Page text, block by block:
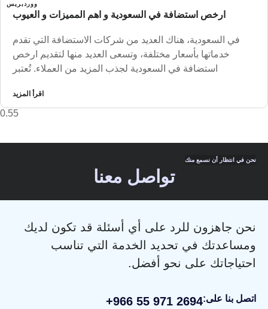
ووردبريس
ارخص استضافة في السعودية و اهم المميزات و العيوب
في السعودية، هناك العديد من شركات الاستضافة التي تقدم
خدماتها بأسعار مختلفة، وتسعى العديد منها لتقديم ارخص
استضافة في السعودية لجذب المزيد من العملاء. تُعتبر
اقرأ المزيد
نحن في انتظار أن نسمع منك
تواصل معنا
نحن جاهزون للرد على أي أسئلة قد تكون لديك
ومساعدتك في تحديد الخدمة التي تناسب
احتياجاتك على نحو أفضل.
اتصل بنا على:+966 55 971 2694